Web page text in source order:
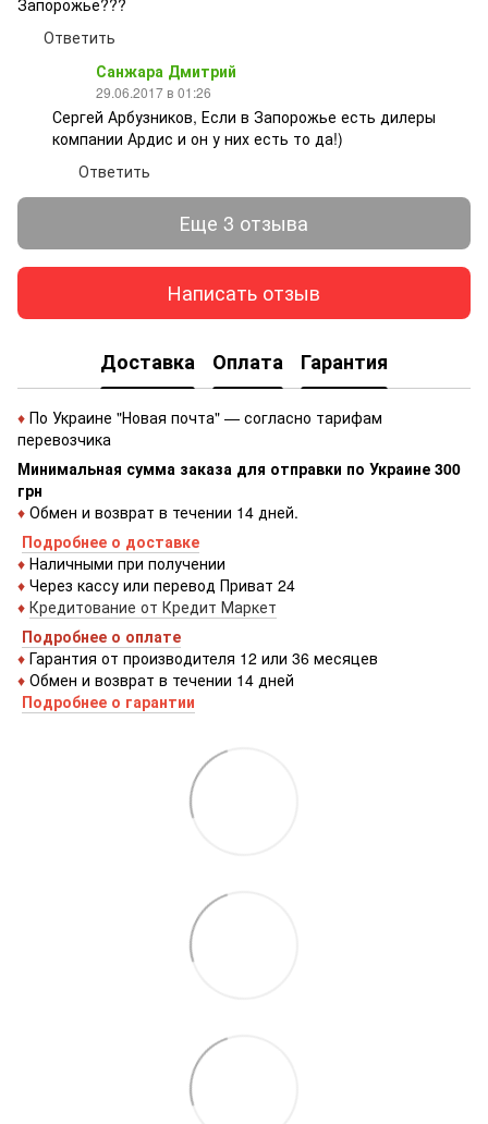
Ответить
Санжара Дмитрий
29.06.2017 в 01:26
Сергей Арбузников, Если в Запорожье есть дилеры
компании Ардис и он у них есть то да!)
Ответить
Еще 3 отзыва
Написать отзыв
Доставка Оплата Гарантия
♦ По Украине "Новая почта" — согласно тарифам
перевозчика
Минимальная сумма заказа для отправки по Украине 300
грн
♦ Обмен и возврат в течении 14 дней.
Подробнее о доставке
♦ Наличными при получении
♦ Через кассу или перевод Приват 24
♦ Кредитование от Кредит Маркет
Подробнее о оплате
♦ Гарантия от производителя 12 или 36 месяцев
♦ Обмен и возврат в течении 14 дней
Подробнее о гарантии